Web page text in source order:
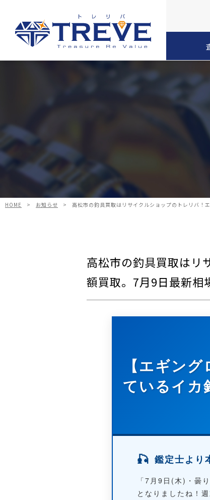
HOME > お知らせ > 高松市の釣具買取はリサイクルショップのトレリバ！
高松市の釣具買取はリ
額買取。7月9日最新相
【エギン
ているイカ
🎣 鑑定士より
「7月9日(木)・曇
となりましたね！